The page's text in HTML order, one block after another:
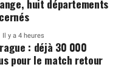
huit départements
Il y a 4 heures
: déjà 30 000
pour le match retour